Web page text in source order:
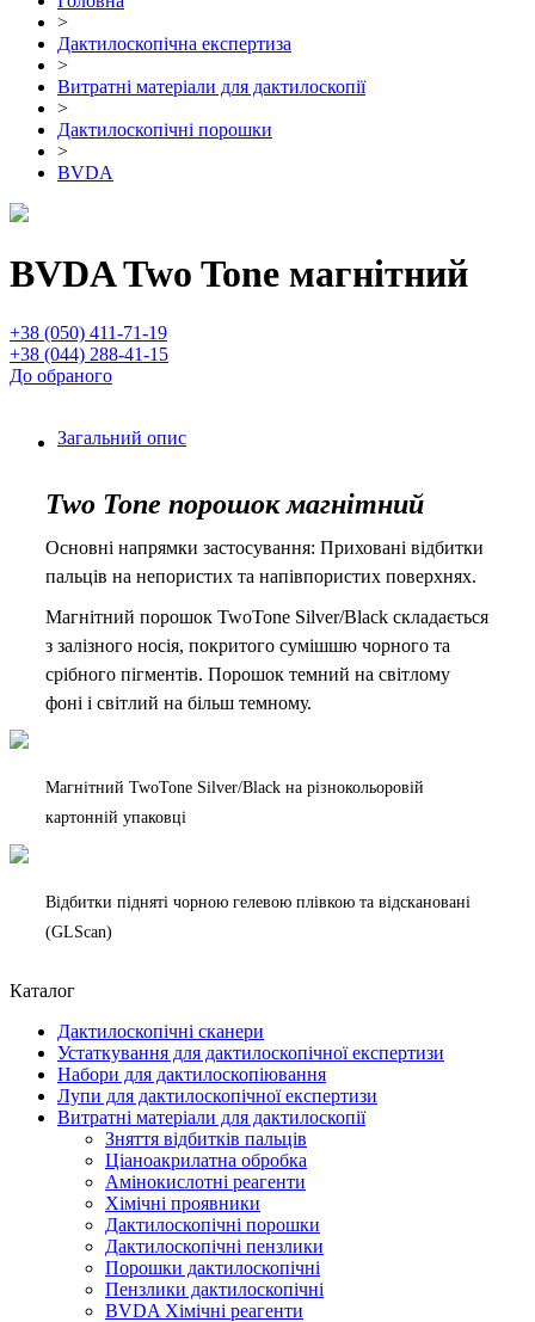
>
Дактилоскопічна експертиза
>
Витратні матеріали для дактилоскопії
>
Дактилоскопічні порошки
>
BVDA
BVDA Two Tone магнітний
+38 (050) 411-71-19
+38 (044) 288-41-15
До обраного
Загальний опис
Two Tone порошок магнітний
Основні напрямки застосування: Приховані відбитки
пальців на непористих та напівпористих поверхнях.
Магнітний порошок TwoTone Silver/Black складається
з залізного носія, покритого сумішшю чорного та
срібного пігментів. Порошок темний на світлому
фоні і світлий на більш темному.
Магнітний TwoTone Silver/Black на різнокольоровій
картонній упаковці
Відбитки підняті чорною гелевою плівкою та відскановані
(GLScan)
Каталог
Дактилоскопічні сканери
Устаткування для дактилоскопічної експертизи
Набори для дактилоскопіювання
Лупи для дактилоскопічної експертизи
Витратні матеріали для дактилоскопії
Зняття відбитків пальців
Ціаноакрилатна обробка
Амінокислотні реагенти
Хімічні проявники
Дактилоскопічні порошки
Дактилоскопічні пензлики
Порошки дактилоскопічні
Пензлики дактилоскопічні
BVDA Хімічні реагенти